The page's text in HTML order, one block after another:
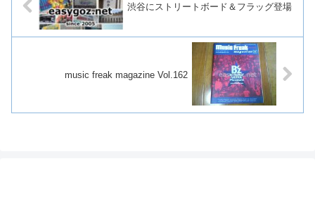
渋谷にストリートボード＆フラッグ登場
music freak magazine Vol.162